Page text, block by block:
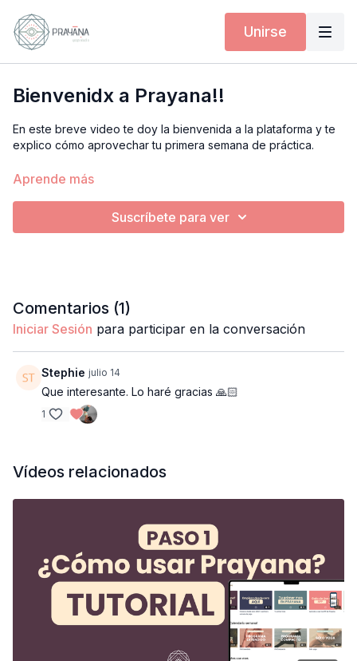
Unirse
Bienvenidx a Prayana!!
En este breve video te doy la bienvenida a la plataforma y te
explico cómo aprovechar tu primera semana de práctica.
Durante los próximos días vas a experimentar algunos de los
Las clases duran alrededor de 20 minutos y están pensadas
No necesitas hacerlo perfecto. Solo necesitas aparecer y
moverte un poco.
Aprende más
Suscríbete para ver
Comentarios (1)
Iniciar Sesión para participar en la conversación
Stephie julio 14
Que interesante. Lo haré gracias 🙏🏻
1
Vídeos relacionados